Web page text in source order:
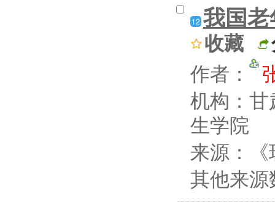
12 我国
收藏
作者：
机构：
生学院
来源：
其他来